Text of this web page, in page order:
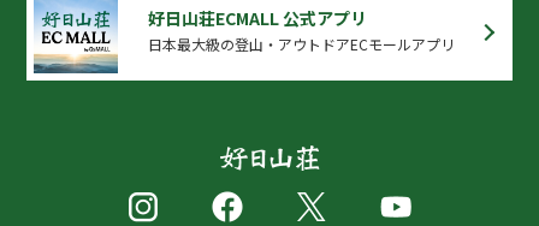
好日山荘ECMALL 公式アプリ
日本最大級の登山・アウトドアECモールアプリ